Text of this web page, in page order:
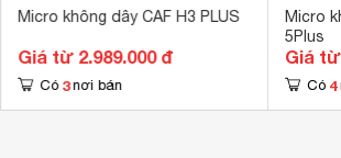
Micro không dây CAF H3 PLUS
Giá từ 2.989.000 đ
Có 3 nơi bán
Micro
5Plus
Giá từ
Có 4